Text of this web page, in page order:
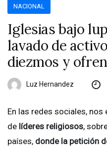
NACIONAL
Iglesias bajo
lavado de
diezmos y
Luz Hernandez
En las redes sociales,
de líderes religiosos,
países, donde la petición